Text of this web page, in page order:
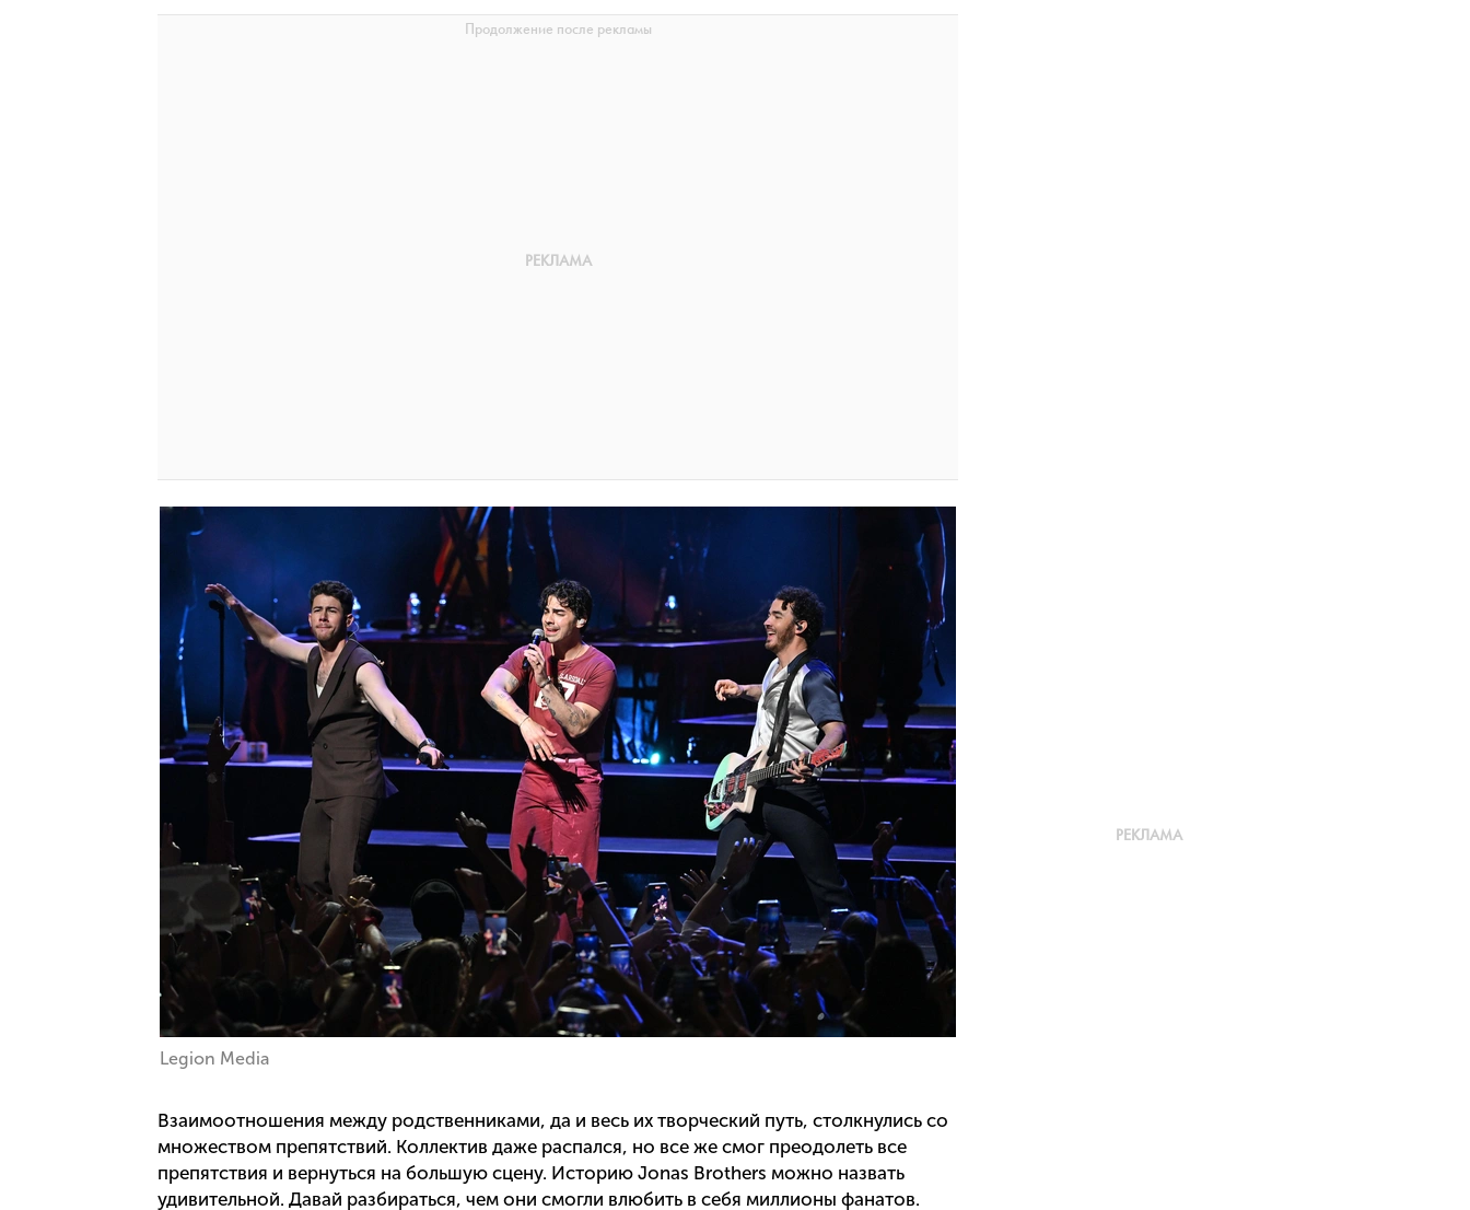
Legion Media
Взаимоотношения между родственниками, да и весь их творческий путь, столкнулись со
множеством препятствий. Коллектив даже распался, но все же смог преодолеть все
препятствия и вернуться на большую сцену. Историю Jonas Brothers можно назвать
удивительной. Давай разбираться, чем они смогли влюбить в себя миллионы фанатов.